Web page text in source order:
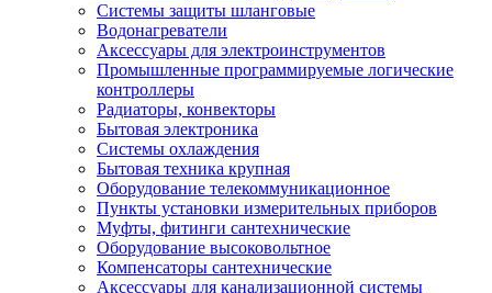
Системы защиты шланговые
Водонагреватели
Аксессуары для электроинструментов
Промышленные программируемые логические
контроллеры
Радиаторы, конвекторы
Бытовая электроника
Системы охлаждения
Бытовая техника крупная
Оборудование телекоммуникационное
Пункты установки измерительных приборов
Муфты, фитинги сантехнические
Оборудование высоковольтное
Компенсаторы сантехнические
Аксессуары для канализационной системы